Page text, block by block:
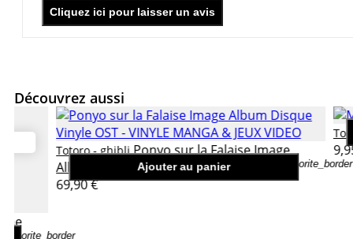
Cliquez ici pour laisser un avis
Découvrez aussi
favorite_border
Ajouter au panier favorite_border
Totoro - ghibliPonyo sur la Falaise Image
Album Disque Vinyle OST
69,90 €